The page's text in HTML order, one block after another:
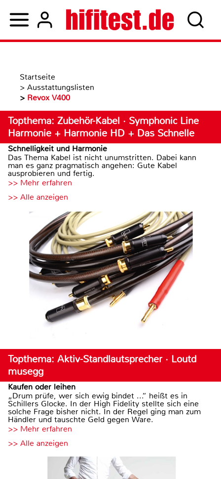
Startseite
> Ausstattungslisten
> Revox V400
Topthema: Zubehör-Kabel · Symphonic Line
Harmonie + Harmonie HD + Das Schnelle
Schnelligkeit und Harmonie
Das Thema Kabel ist nicht unumstritten. Dabei kann
man es ganz pragmatisch angehen: Gute Kabel
ausprobieren und fertig.
>> Mehr erfahren
>> Alle anzeigen
Topthema: Aktiv-Standlautsprecher · Loutd
musegg
Kaufen oder leihen
„Drum prüfe, wer sich ewig bindet ...“ heißt es in
Schillers Glocke. In der High Fidelity stellte sich eine
solche Frage bisher nicht. In der Regel ging man zum
Händler und tauschte Geld gegen Ware.
>> Mehr erfahren
>> Alle anzeigen